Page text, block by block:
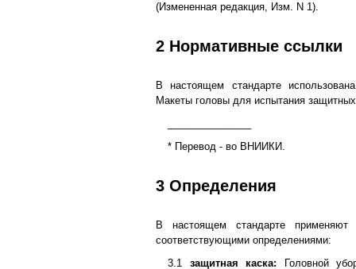
(Измененная редакция, Изм. N 1).
2 Нормативные ссылки
В настоящем стандарте
Макеты головы для испытания
* Перевод - во ВНИИКИ.
3 Определения
В настоящем стандарте
соответствующими определениями:
3.1 защитная каска: Головной